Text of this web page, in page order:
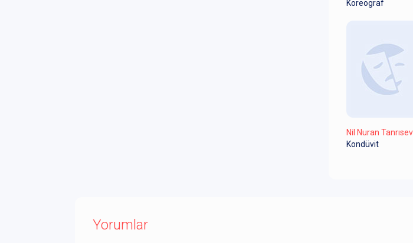
Koreograf
Kondüvit
Yorumlar